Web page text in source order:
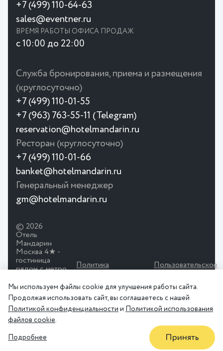
+7 (499) 110-64-63
sales@eventner.ru
ВРЕМЯ РАБОТЫ ОФИСА ПРОДАЖ
с 10:00 до 22:00
Служба бронирования, приема и размещения
(круглосуточно)
+7 (499) 110-01-55
+7 (963) 763-55-11 (Telegram)
reservation@hotelmandarin.ru
Ресторан (круглосуточно)
+7 (499) 110-01-66
banket@hotelmandarin.ru
Генеральный менеджер
gm@hotelmandarin.ru
© 2026
Отель
Мандарин
Москва 4★ -
гостиница
рядом с метро
Просторные
ресторан,
конференц-зал.
Политика
Пользовательское
Мы используем файлы cookie для улучшения работы сайта.
Продолжая использовать сайт, вы соглашаетесь с нашей
Политикой конфиденциальности и Политикой использования
файлов cookie.
Подробнее Принять
АКЦИИ